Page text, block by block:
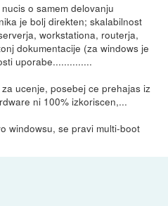
o samem delovanju
je bolj direkten; skalabilnost
workstationa, routerja,
dokumentacije (za windows je
uporabe..............
ucenje, posebej ce prehajas iz
ni 100% izkoriscen,...
windowsu, se pravi multi-boot